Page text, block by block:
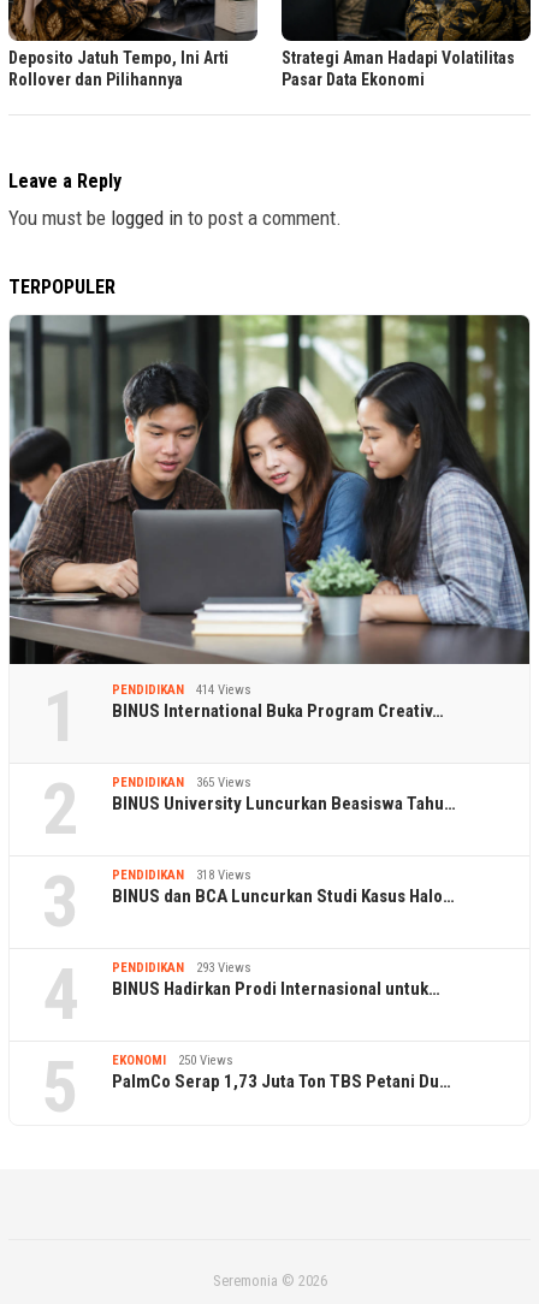
Deposito Jatuh Tempo, Ini Arti
Rollover dan Pilihannya
Strategi Aman Hadapi Volatilitas
Pasar Data Ekonomi
Leave a Reply
You must be logged in to post a comment.
TERPOPULER
1 PENDIDIKAN 414 Views
BINUS International Buka Program Creativ…
2 PENDIDIKAN 365 Views
BINUS University Luncurkan Beasiswa Tahu…
3 PENDIDIKAN 318 Views
BINUS dan BCA Luncurkan Studi Kasus Halo…
4 PENDIDIKAN 293 Views
BINUS Hadirkan Prodi Internasional untuk…
5 EKONOMI 250 Views
PalmCo Serap 1,73 Juta Ton TBS Petani Du…
Seremonia © 2026